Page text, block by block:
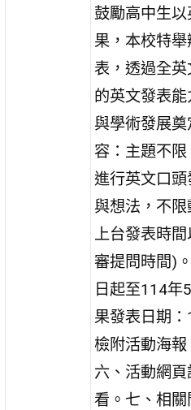
鼓勵高中生
果，本校特
表，透過全
的英文發表
與學術發展
容：主題不
進行英文口
與想法，不
上台發表時
審提問時間)
日起至114年
果發表日期
檢附活動海報
六、活動網
看。七、相